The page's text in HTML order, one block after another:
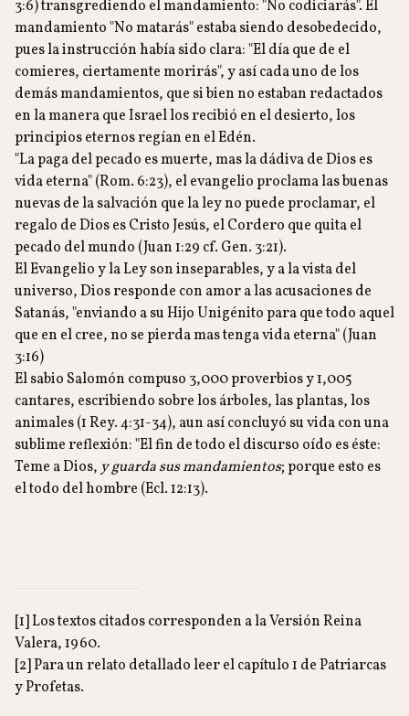
3:6) transgrediendo el mandamiento: "No codiciarás". El
mandamiento "No matarás" estaba siendo desobedecido,
pues la instrucción había sido clara: "El día que de el
comieres, ciertamente morirás", y así cada uno de los
demás mandamientos, que si bien no estaban redactados
en la manera que Israel los recibió en el desierto, los
principios eternos regían en el Edén.
"La paga del pecado es muerte, mas la dádiva de Dios es
vida eterna" (Rom. 6:23), el evangelio proclama las buenas
nuevas de la salvación que la ley no puede proclamar, el
regalo de Dios es Cristo Jesús, el Cordero que quita el
pecado del mundo (Juan 1:29 cf. Gen. 3:21).
El Evangelio y la Ley son inseparables, y a la vista del
universo, Dios responde con amor a las acusaciones de
Satanás, "enviando a su Hijo Unigénito para que todo aquel
que en el cree, no se pierda mas tenga vida eterna" (Juan
3:16)
El sabio Salomón compuso 3,000 proverbios y 1,005
cantares, escribiendo sobre los árboles, las plantas, los
animales (1 Rey. 4:31-34), aun así concluyó su vida con una
sublime reflexión: "El fin de todo el discurso oído es éste:
Teme a Dios, y guarda sus mandamientos; porque esto es
el todo del hombre (Ecl. 12:13).
[1] Los textos citados corresponden a la Versión Reina
Valera, 1960.
[2] Para un relato detallado leer el capítulo 1 de Patriarcas
y Profetas.